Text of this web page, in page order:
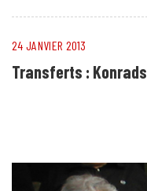
24 JANVIER 2013
Transferts :